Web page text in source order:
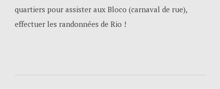
quartiers pour assister aux Bloco (carnaval de rue),
effectuer les randonnées de Rio !